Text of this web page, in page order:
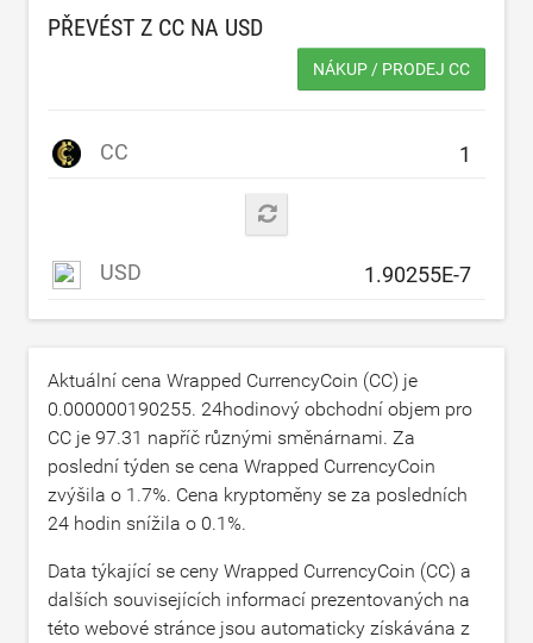
PŘEVÉST Z CC NA USD
NÁKUP / PRODEJ CC
CC
USD
Aktuální cena Wrapped CurrencyCoin (CC) je
0.000000190255. 24hodinový obchodní objem pro
CC je 97.31 napříč různými směnárnami. Za
poslední týden se cena Wrapped CurrencyCoin
zvýšila o 1.7%. Cena kryptoměny se za posledních
24 hodin snížila o 0.1%.
Data týkající se ceny Wrapped CurrencyCoin (CC) a
dalších souvisejících informací prezentovaných na
této webové stránce jsou automaticky získávána z